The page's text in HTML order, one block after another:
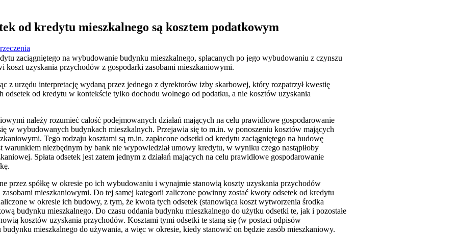
od kredytu mieszkalnego są kosztem podatkowym
zaciągniętego na wybudowanie budynku mieszkalnego, spłacanych po jego wybudowaniu z czynszu
koszt uzyskania przychodów z gospodarki zasobami mieszkaniowymi.
z urzędu interpretację wydaną przez jednego z dyrektorów izby skarbowej, który rozpatrzył kwestię
odsetek od kredytu w kontekście tylko dochodu wolnego od podatku, a nie kosztów uzyskania
należy rozumieć całość podejmowanych działań mających na celu prawidłowe gospodarowanie
w wybudowanych budynkach mieszkalnych. Przejawia się to m.in. w ponoszeniu kosztów mających
Tego rodzaju kosztami są m.in. zapłacone odsetki od kredytu zaciągniętego na budowę
warunkiem niezbędnym by bank nie wypowiedział umowy kredytu, w wyniku czego nastąpiłoby
Spłata odsetek jest zatem jednym z działań mających na celu prawidłowe gospodarowanie
przez spółkę w okresie po ich wybudowaniu i wynajmie stanowią koszty uzyskania przychodów
zasobami mieszkaniowymi. Do tej samej kategorii zaliczone powinny zostać kwoty odsetek od kredytu
w okresie ich budowy, z tym, że kwota tych odsetek (stanowiąca koszt wytworzenia środka
budynku mieszkalnego. Do czasu oddania budynku mieszkalnego do użytku odsetki te, jak i pozostałe
kosztów uzyskania przychodów. Kosztami tymi odsetki te staną się (w postaci odpisów
mieszkalnego do używania, a więc w okresie, kiedy stanowić on będzie zasób mieszkaniowy.